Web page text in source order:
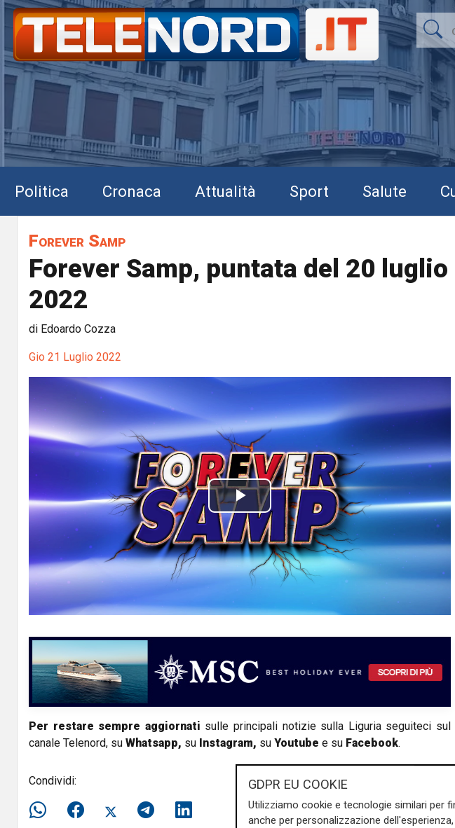
Politica Cronaca Attualità Sport Salute
Forever Samp
Forever Samp, puntata del 20 luglio
2022
di Edoardo Cozza
Gio 21 Luglio 2022
P
l
a
y
V
i
e
o
Per restare sempre aggiornati sulle principali notizie sulla Liguria seguiteci sul
canale Telenord, su Whatsapp, su Instagram, su Youtube e su Facebook.
Condividi: GDPR EU COOKIE
Utilizziamo cookie e tecnologie similari per
anche per personalizzazione